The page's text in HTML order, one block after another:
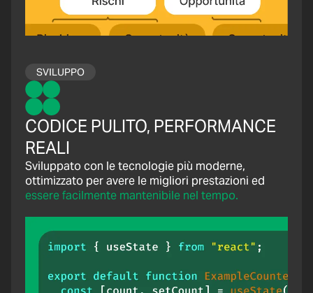
SVILUPPO
CODICE PULITO, PERFORMANCE
REALI
Sviluppato con le tecnologie più moderne,
ottimizzato per avere le migliori prestazioni ed
essere facilmente mantenibile nel tempo.